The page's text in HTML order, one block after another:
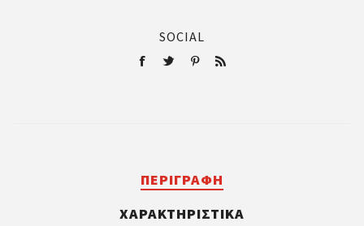
SOCIAL
ΠΕΡΙΓΡΑΦΉ
ΧΑΡΑΚΤΗΡΙΣΤΙΚΆ